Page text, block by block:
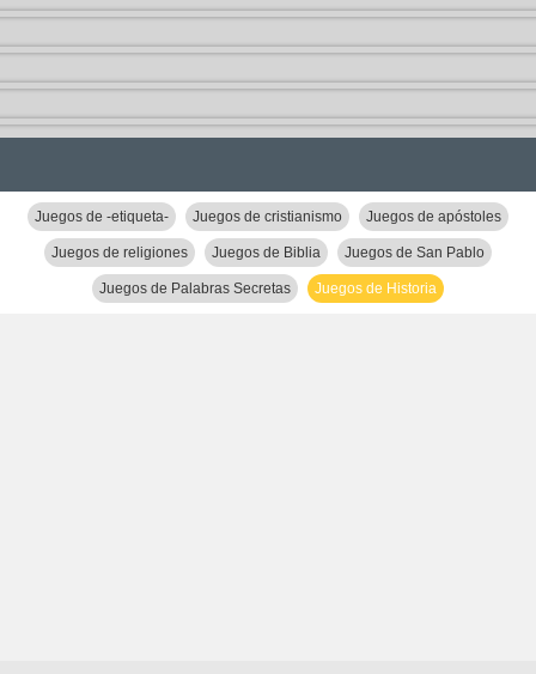
Juegos de -etiqueta- Juegos de cristianismo Juegos de apóstoles
Juegos de religiones Juegos de Biblia Juegos de San Pablo
Juegos de Palabras Secretas Juegos de Historia